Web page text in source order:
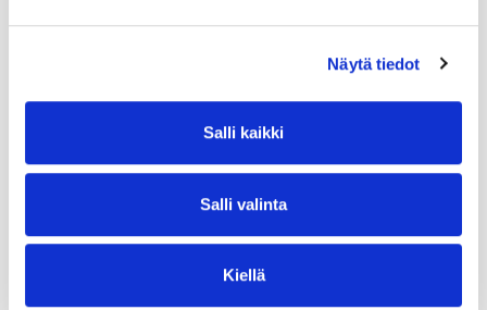
Näytä tiedot
Salli kaikki
Salli valinta
Kiellä